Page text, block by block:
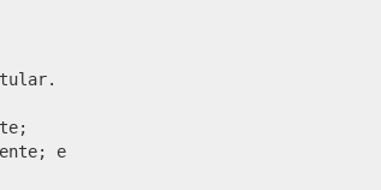
titular.
e